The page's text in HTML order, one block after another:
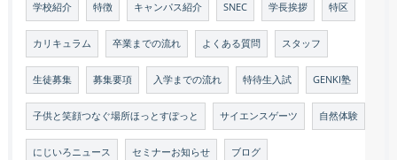
学校紹介 特徴 キャンパス紹介 SNEC 学長挨拶 特区
カリキュラム 卒業までの流れ よくある質問 スタッフ
生徒募集 募集要項 入学までの流れ 特待生入試 GENKI塾
子供と笑顔つなぐ場所ほっとすぽっと サイエンスゲーツ 自然体験
にじいろニュース セミナーお知らせ ブログ